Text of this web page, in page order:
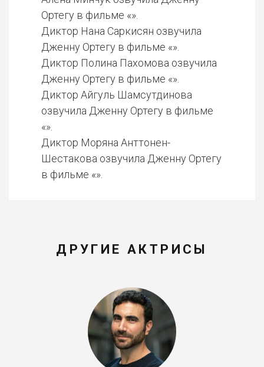
Ортегу в фильме «».
Диктор Нана Саркисян озвучила
Дженну Ортегу в фильме «».
Диктор Полина Пахомова озвучила
Дженну Ортегу в фильме «».
Диктор Айгуль Шамсутдинова
озвучила Дженну Ортегу в фильме
«».
Диктор Моряна Анттонен-
Шестакова озвучила Дженну Ортегу
в фильме «».
ДРУГИЕ АКТРИСЫ